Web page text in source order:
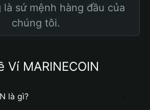
sứ mệnh hàng đầu của
chúng tôi.
Ví MARINECOIN
là gì?